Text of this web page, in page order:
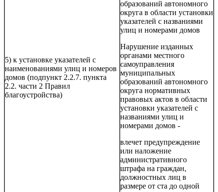
5) к установке указателей с
наименованиями улиц и номеров
домов (подпункт 2.2.7. пункта
2.2. части 2 Правил
благоустройства)
образований автономного
округа в области установки
указателей с названиями
улиц и номерами домов
Нарушение изданных
органами местного
самоуправления
муниципальных
образований автономного
округа нормативных
правовых актов в области
установки указателей с
названиями улиц и
номерами домов -
влечет предупреждение
или наложение
административного
штрафа на граждан,
должностных лиц в
размере от ста до одной